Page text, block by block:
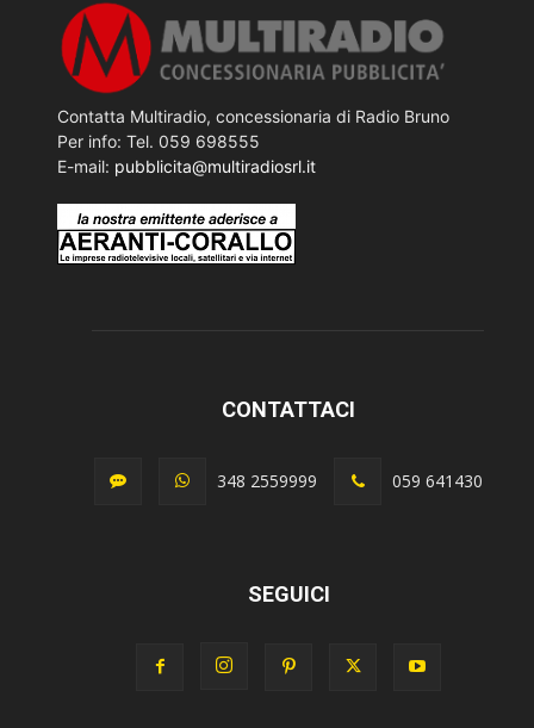
Contatta Multiradio, concessionaria di Radio Bruno
Per info: Tel. 059 698555
E-mail: pubblicita@multiradiosrl.it
CONTATTACI
348 2559999 059 641430
SEGUICI